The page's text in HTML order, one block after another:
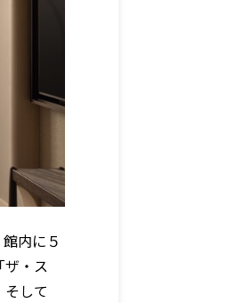
内に５
ザ・ス
して